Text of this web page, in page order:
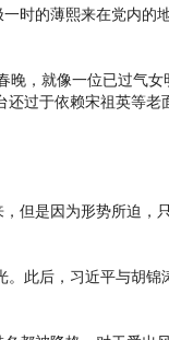
时的薄熙来在党内的
，就像一位已过气女
过于依赖宋祖英等老
但是因为形势所迫，
。此后，习近平与胡锦